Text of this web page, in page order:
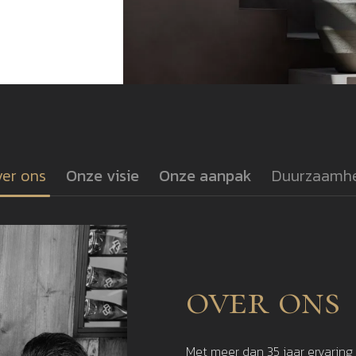
ons Onze visie Onze aanpak
over ons
Met meer dan 35 jaar